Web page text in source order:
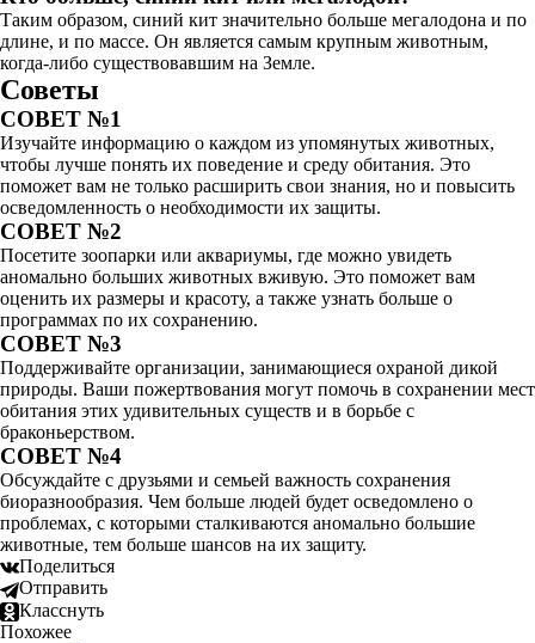
Таким образом, синий кит значительно больше мегалодона и по
длине, и по массе. Он является самым крупным животным,
когда-либо существовавшим на Земле.
Советы
СОВЕТ №1
Изучайте информацию о каждом из упомянутых животных,
чтобы лучше понять их поведение и среду обитания. Это
поможет вам не только расширить свои знания, но и повысить
осведомленность о необходимости их защиты.
СОВЕТ №2
Посетите зоопарки или аквариумы, где можно увидеть
аномально больших животных вживую. Это поможет вам
оценить их размеры и красоту, а также узнать больше о
программах по их сохранению.
СОВЕТ №3
Поддерживайте организации, занимающиеся охраной дикой
природы. Ваши пожертвования могут помочь в сохранении мест
обитания этих удивительных существ и в борьбе с
браконьерством.
СОВЕТ №4
Обсуждайте с друзьями и семьей важность сохранения
биоразнообразия. Чем больше людей будет осведомлено о
проблемах, с которыми сталкиваются аномально большие
животные, тем больше шансов на их защиту.
Поделиться
Отправить
Класснуть
Похожее